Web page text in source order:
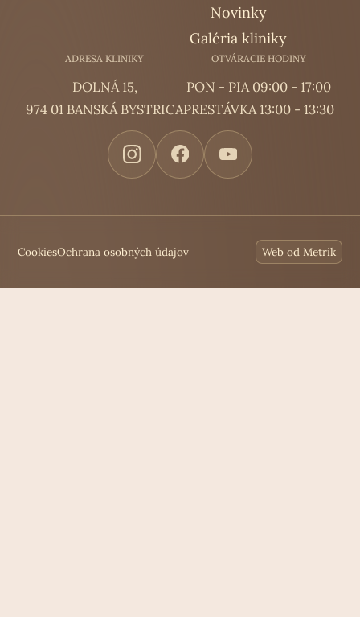
Novinky
Galéria kliniky
ADRESA KLINIKY
DOLNÁ 15,
974 01 BANSKÁ BYSTRICA
OTVÁRACIE HODINY
PON - PIA 09:00 - 17:00
PRESTÁVKA 13:00 - 13:30
CookiesOchrana osobných údajov Web od Metrik